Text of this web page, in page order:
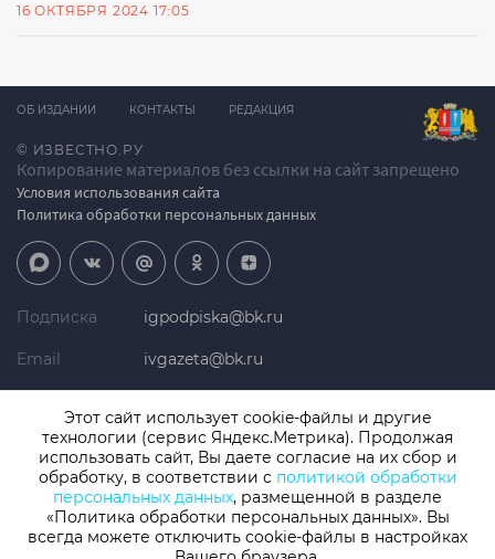
16 ОКТЯБРЯ 2024 17:05
© ИЗВЕСТНО.РУ
Копирование материалов без ссылки на сайт запрещено
Условия использования сайта
Политика обработки персональных данных
ОБ ИЗДАНИИ КОНТАКТЫ РЕДАКЦИЯ
Подписка igpodpiska@bk.ru
Email ivgazeta@bk.ru
Телефон +7 (4932) 41-94-81
СМИ: Izvestno.ru. Реестровая запись 08.11.2019 серия ЭЛ № ФС 77 -
77192, зарегистрировано Роскомнадзором
Учредитель: БУ «Ивановские газеты». Главный редактор:
Этот сайт использует cookie-файлы и другие
технологии (сервис Яндекс.Метрика). Продолжая
использовать сайт, Вы даете согласие на их сбор и
обработку, в соответствии с политикой обработки
персональных данных, размещенной в разделе
«Политика обработки персональных данных». Вы
всегда можете отключить cookie-файлы в настройках